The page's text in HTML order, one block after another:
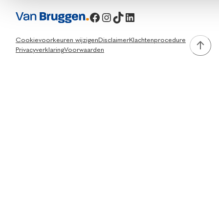
Facebook
Instagram
TikTok
LinkedIn
Cookievoorkeuren wijzigen DisclaimerKlachtenprocedure
PrivacyverklaringVoorwaarden